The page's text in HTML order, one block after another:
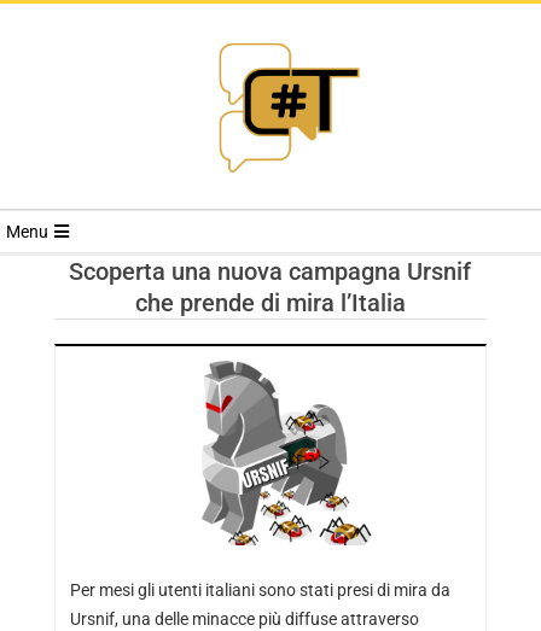
RIVISTA
TRENDS
Menu
Scoperta una nuova campagna Ursnif
che prende di mira l’Italia
Per mesi gli utenti italiani sono stati presi di mira da
Ursnif, una delle minacce più diffuse attraverso